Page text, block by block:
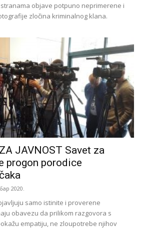
objave potpuno neprimerene i
zločina kriminalnog klana.
JAVNOST Savet za
progon porodice
2020.
samo istinite i proverene
obavezu da prilikom razgovora s
empatiju, ne zloupotrebe njihov